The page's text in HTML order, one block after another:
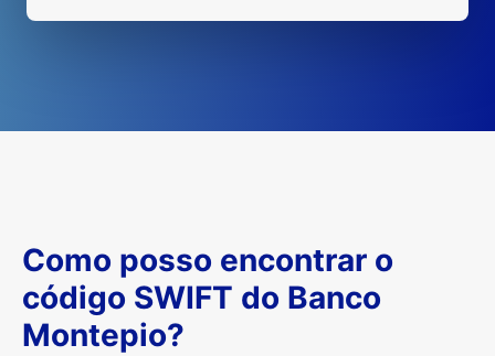
Como posso encontrar o
código SWIFT do Banco
Montepio?